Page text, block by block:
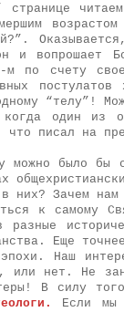
странице
и вопрошает
по счету
“телу”!
когда один из
что писал на
можно было бы
них? Зачем
к самому
разные
Еще
эпохи. Наш
или нет. Не
В силу
Если мы